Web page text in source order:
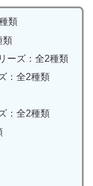
類
類
ーズ：全2種類
：全2種類
：全2種類